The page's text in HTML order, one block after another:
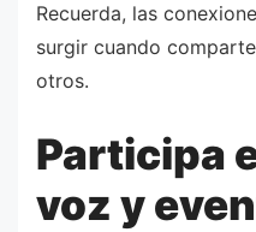
Recuerda, las
surgir cuando
otros.
Participa
voz y